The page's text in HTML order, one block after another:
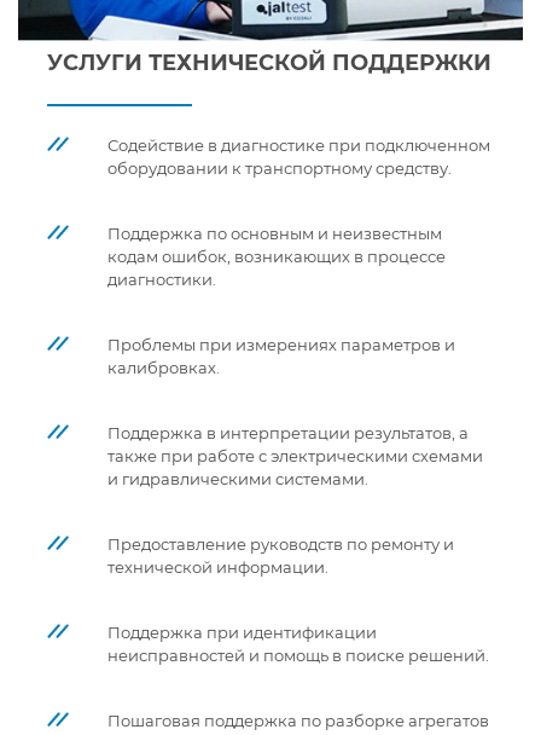
УСЛУГИ ТЕХНИЧЕСКОЙ ПОДДЕРЖКИ
Содействие в диагностике при подключенном
оборудовании к транспортному средству.
Поддержка по основным и неизвестным
кодам ошибок, возникающих в процессе
диагностики.
Проблемы при измерениях параметров и
калибровках.
Поддержка в интерпретации результатов, а
также при работе с электрическими схемами
и гидравлическими системами.
Предоставление руководств по ремонту и
технической информации.
Поддержка при идентификации
неисправностей и помощь в поиске решений.
Пошаговая поддержка по разборке агрегатов